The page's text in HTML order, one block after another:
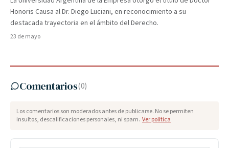
Honoris Causa al Dr. Diego Luciani, en reconocimiento a su
destacada trayectoria en el ámbito del Derecho.
23 de mayo
Comentarios(0)
Los comentarios son moderados antes de publicarse. No se permiten
insultos, descalificaciones personales, ni spam. Ver política